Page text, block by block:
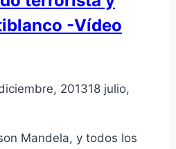
-Vídeo
201318 julio,
Mandela, y todos los